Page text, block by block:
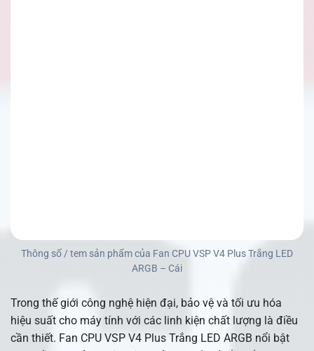
Thông số / tem sản phẩm của Fan CPU VSP V4 Plus Trắng LED
ARGB – Cái
Trong thế giới công nghệ hiện đại, bảo vệ và tối ưu hóa
hiệu suất cho máy tính với các linh kiện chất lượng là điều
cần thiết. Fan CPU VSP V4 Plus Trắng LED ARGB nổi bật